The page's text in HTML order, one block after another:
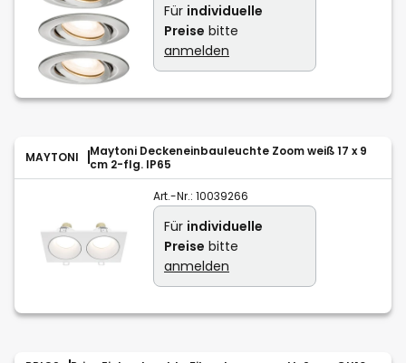
Für individuelle
Preise bitte
anmelden
MAYTONI
Maytoni Deckeneinbauleuchte Zoom weiß 17 x 9
cm 2-flg. IP65
Art.-Nr.: 10039266
Für individuelle
Preise bitte
anmelden